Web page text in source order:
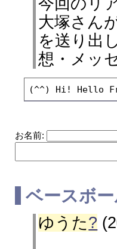
今回のリ
大塚さん
を送り出
想・メッ
(^^) Hi! Hello
お名前:
ベースボ
ゆうた?